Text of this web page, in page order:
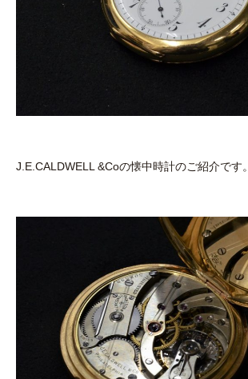
J.E.CALDWELL &Coの懐中時計のご紹介です。